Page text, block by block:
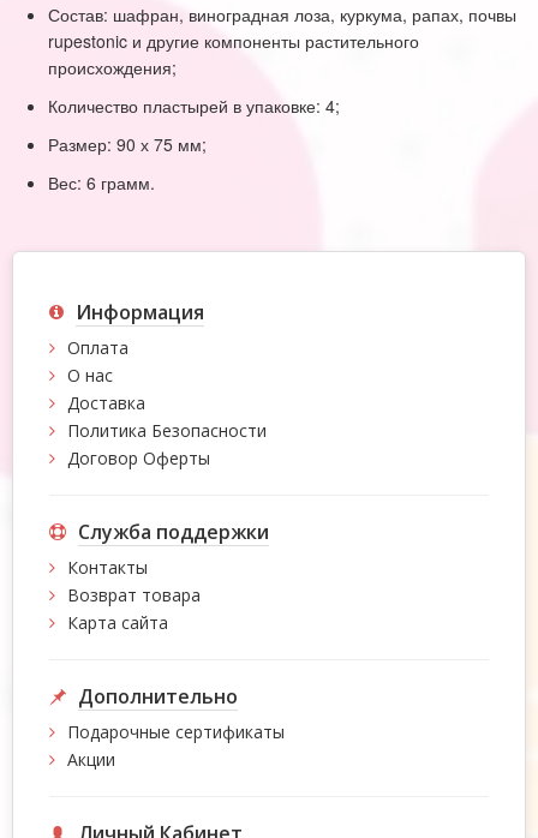
Состав: шафран, виноградная лоза, куркума, рапах, почвы
rupestonic и другие компоненты растительного
происхождения;
Количество пластырей в упаковке: 4;
Размер: 90 х 75 мм;
Вес: 6 грамм.
Информация
Оплата
О нас
Доставка
Политика Безопасности
Договор Оферты
Служба поддержки
Контакты
Возврат товара
Карта сайта
Дополнительно
Подарочные сертификаты
Акции